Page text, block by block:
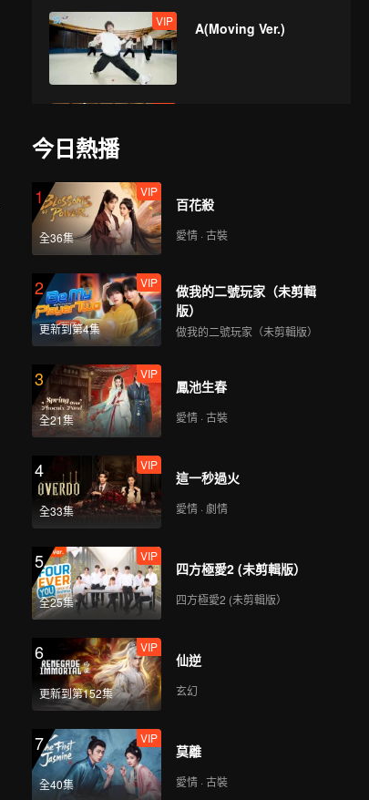
VIP A(Moving Ver.)
VIP
Hard To Say(Moving
Ver.)
VIP
Attention(Moving
VIP
Still Monster(Moving
Ver.)
VIP
Under The Moon
Road(Moving Ver.)
VIP Super(Moving Ver.)
VIP
True Love(Moving
Ver.)
VIP Firework(Moving Ver.)
今日熱播
1
全36集
VIP
百花殺
愛情 · 古裝
2
更新到第4集
VIP
做我的二號玩家（未剪輯
版）
做我的二號玩家（未剪輯版）
3
全21集
VIP
鳳池生春
愛情 · 古裝
4
全33集
VIP
這一秒過火
愛情 · 劇情
5
全25集
VIP
四方極愛2 (未剪輯版）
四方極愛2 (未剪輯版）
6
更新到第152集
VIP
仙逆
玄幻
7
全40集
VIP
莫離
愛情 · 古裝